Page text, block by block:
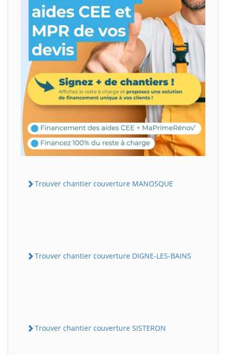
Trouver chantier couverture MANOSQUE
Trouver chantier couverture DIGNE-LES-BAINS
Trouver chantier couverture SISTERON